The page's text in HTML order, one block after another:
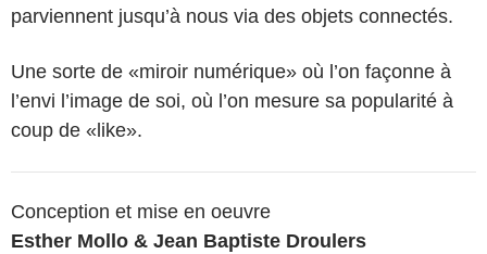
parviennent jusqu’à nous via des objets connectés.
Une sorte de «miroir numérique» où l’on façonne à
l’envi l’image de soi, où l’on mesure sa popularité à
coup de «like».
Conception et mise en oeuvre
Esther Mollo & Jean Baptiste Droulers